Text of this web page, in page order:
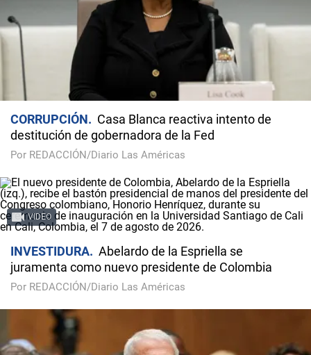
CORRUPCIÓN
Casa Blanca reactiva intento de
destitución de gobernadora de la Fed
Por REDACCIÓN/Diario Las Américas
VIDEO
INVESTIDURA
Abelardo de la Espriella se
juramenta como nuevo presidente de Colombia
Por REDACCIÓN/Diario Las Américas